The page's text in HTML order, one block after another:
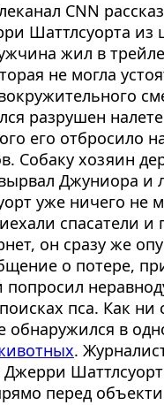
CNN
Шаттлсуорта из
жил в
не могла
разрушен
его отбросило
Собаку хозяин
Джуниора и
уже ничего не
спасатели и
он сразу же
о потере,
пса. Как ни
обнаружился в
.
Джерри
перед